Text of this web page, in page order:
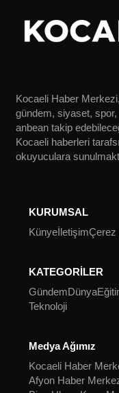
SAĞLIK
YAŞAM
Kocaeli Haber
gündem, siyaset,
anbean takip
Kocaeli haberleri
okuyuculara
KURUMSAL
KünyeİletişimÇerez
KATEGORİLER
GündemDünya
Teknoloji
Medya Ağımız
Kocaeli Haber
Afyon Haber